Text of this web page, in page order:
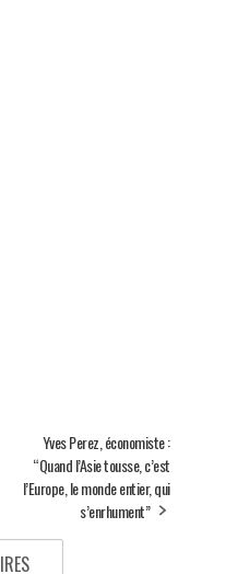
Yves Perez, économiste :
“Quand l’Asie tousse, c’est
l’Europe, le monde entier, qui
s’enrhument”